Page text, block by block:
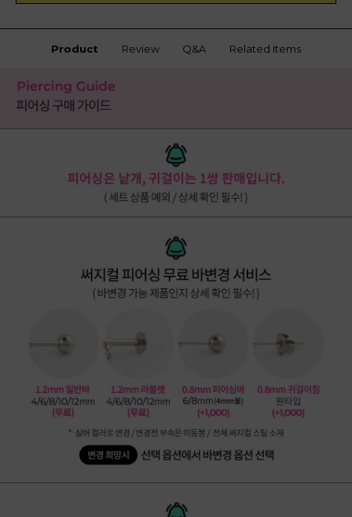
Product Review Q&A Related Items